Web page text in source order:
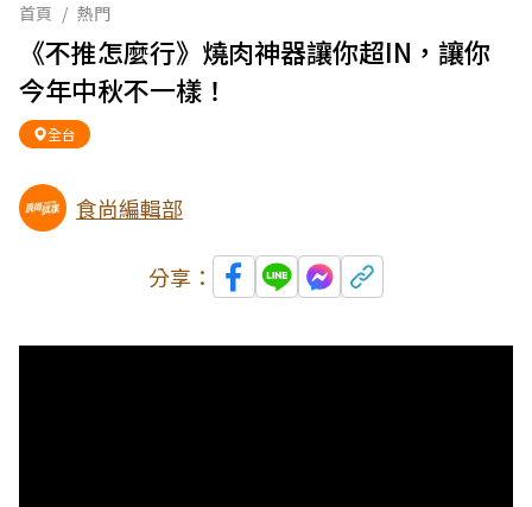
首頁 / 熱門
《不推怎麼行》燒肉神器讓你超IN，讓你
今年中秋不一樣！
全台
食尚編輯部
分享：